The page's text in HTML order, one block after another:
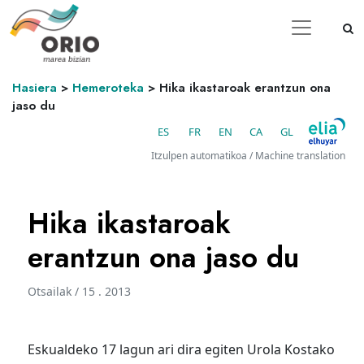
Hasiera > Hemeroteka > Hika ikastaroak erantzun ona
jaso du
ES FR EN CA GL
Itzulpen automatikoa / Machine translation
Hika ikastaroak
erantzun ona jaso du
Otsailak / 15 . 2013
Eskualdeko 17 lagun ari dira egiten Urola Kostako